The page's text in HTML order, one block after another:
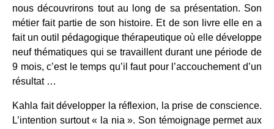
nous découvrirons tout au long de sa présentation. Son
métier fait partie de son histoire. Et de son livre elle en a
fait un outil pédagogique thérapeutique où elle développe
neuf thématiques qui se travaillent durant une période de
9 mois, c’est le temps qu’il faut pour l’accouchement d’un
résultat …
Kahla fait développer la réflexion, la prise de conscience.
L’intention surtout « la nia ». Son témoignage permet aux